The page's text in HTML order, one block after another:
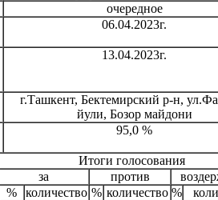
очередное
06.04.2023г.
13.04.2023г.
г.Ташкент, Бектемирский р-н,
йули, Бозор майдони
95,0 %
Итоги голосования
за
против
%
количество % количество %